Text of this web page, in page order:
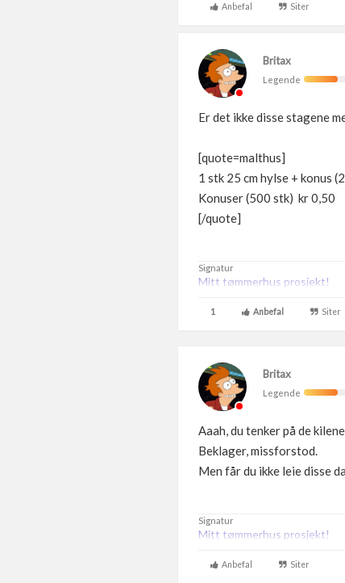
Anbefal Siter
Britax
Legende
Er det ikke disse stagene
[quote=malthus]
1 stk 25 cm hylse + konus
Konuser (500 stk) kr 0,50
[/quote]
Signatur
Mitt tømmerhus prosjekt!
1 Anbefal Siter
Britax
Legende
Aaah, du tenker på de
Beklager, missforstod.
Men får du ikke leie disse
Signatur
Mitt tømmerhus prosjekt!
Anbefal Siter